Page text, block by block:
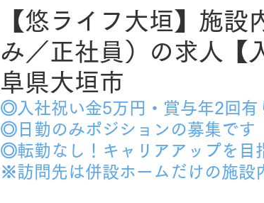
【悠ライフ大垣】施
み／正社員）の求人【
阜県大垣市
◎入社祝い金5万円・賞与年2回有
◎日勤のみポジションの募集です
◎転勤なし！キャリアアップを目
※訪問先は併設ホームだけの施設